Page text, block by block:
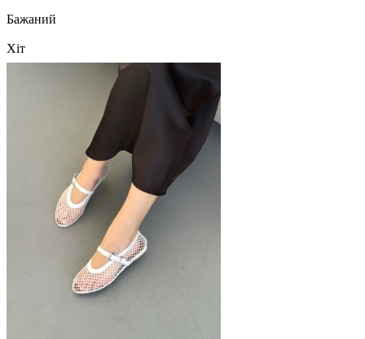
Бажаний
Хіт